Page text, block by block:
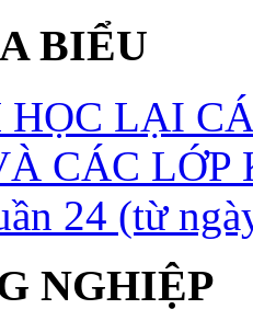
BIỂU
HỌC LẠI
CÁC LỚP
24 (từ
NGHIỆP